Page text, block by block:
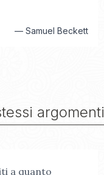
—Samuel Beckett
argomenti
a quanto